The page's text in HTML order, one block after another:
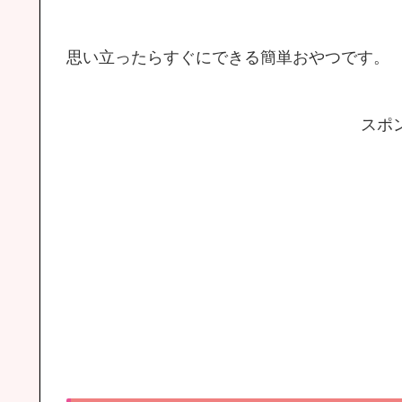
思い立ったらすぐにできる簡単おやつです。
スポ